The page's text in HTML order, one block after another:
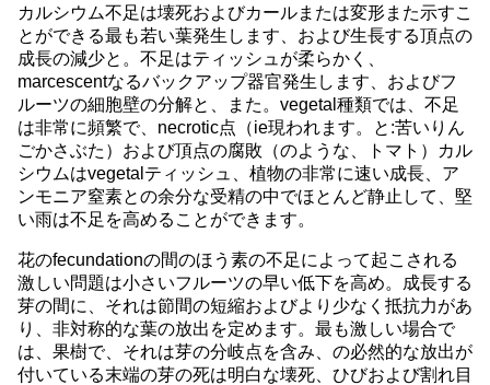
カルシウム不足は壊死およびカールまたは変形また示すこ
とができる最も若い葉発生します、および生長する頂点の
成長の減少と。不足はティッシュが柔らかく、
marcescentなるバックアップ器官発生します、およびフ
ルーツの細胞壁の分解と、また。vegetal種類では、不足
は非常に頻繁で、necrotic点（ie現われます。と:苦いりん
ごかさぶた）および頂点の腐敗（のような、トマト）カル
シウムはvegetalティッシュ、植物の非常に速い成長、ア
ンモニア窒素との余分な受精の中でほとんど静止して、堅
い雨は不足を高めることができます。
花のfecundationの間のほう素の不足によって起こされる
激しい問題は小さいフルーツの早い低下を高め。成長する
芽の間に、それは節間の短縮およびより少なく抵抗力があ
り、非対称的な葉の放出を定めます。最も激しい場合で
は、果樹で、それは芽の分岐点を含み、の必然的な放出が
付いている末端の芽の死は明白な壊死、ひびおよび割れ目